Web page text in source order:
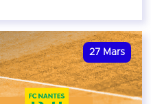
27 Mars